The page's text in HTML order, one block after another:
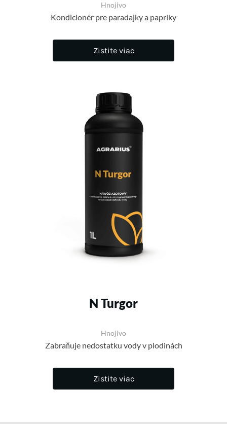
Hnojivo
Kondicionér pre paradajky a papriky
Zistite viac
N Turgor
Hnojivo
Zabraňuje nedostatku vody v plodinách
Zistite viac